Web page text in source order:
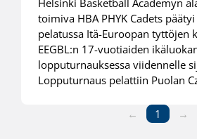
toimiva HBA PHYK Cadets
pelatussa Itä-Euroopan tyttöjen
EEGBL:n 17-vuotiaiden
lopputurnauksessa viidennelle
Lopputurnaus pelattiin Puolan
← 1 →